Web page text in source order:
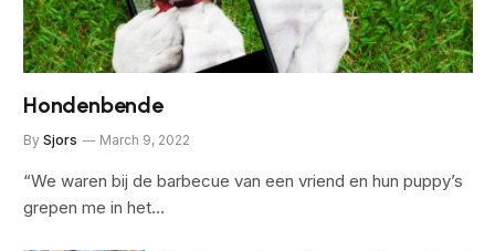
Hondenbende
By Sjors March 9, 2022
“We waren bij de barbecue van een vriend en hun puppy’s
grepen me in het…